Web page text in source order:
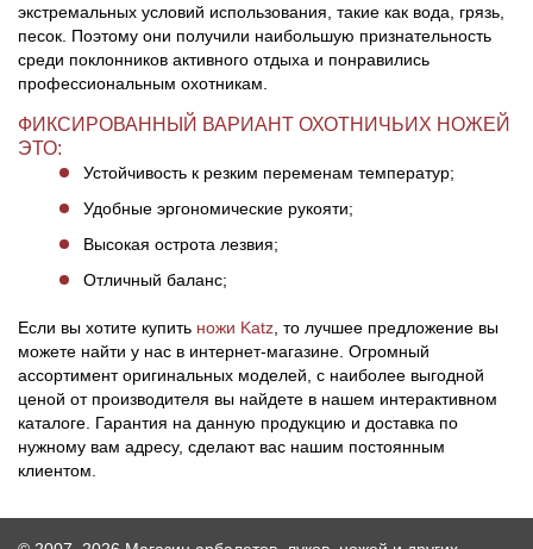
экстремальных условий использования, такие как вода, грязь,
песок. Поэтому они получили наибольшую признательность
среди поклонников активного отдыха и понравились
профессиональным охотникам.
ФИКСИРОВАННЫЙ ВАРИАНТ ОХОТНИЧЬИХ НОЖЕЙ
ЭТО:
Устойчивость к резким переменам температур;
Удобные эргономические рукояти;
Высокая острота лезвия;
Отличный баланс;
Если вы хотите купить ножи Katz , то лучшее предложение вы
можете найти у нас в интернет-магазине. Огромный
ассортимент оригинальных моделей, с наиболее выгодной
ценой от производителя вы найдете в нашем интерактивном
каталоге. Гарантия на данную продукцию и доставка по
нужному вам адресу, сделают вас нашим постоянным
клиентом.